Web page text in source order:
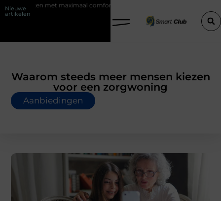
Nieuwe
artikelen
comfort Fysio Bleiswijk: professionele ondersteuning voor
Waarom steeds meer mensen kiezen
voor een zorgwoning
Aanbiedingen